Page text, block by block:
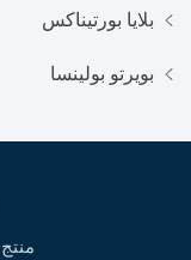
بلايا بورتيناكس
بويرتو بولينسا
منتج Webart Softech Ltd, UK